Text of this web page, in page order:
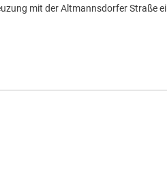
mit der Altmannsdorfer Straße